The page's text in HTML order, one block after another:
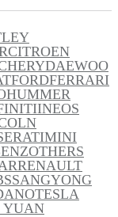
CITROEN
DAEWOO
FORDFERRARI
HUMMER
INEOS
MINI
OTHERS
RENAULT
SSANGYONG
TESLA
YUAN